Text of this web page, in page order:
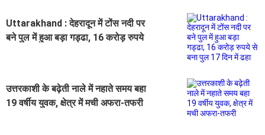
Uttarakhand : देहरादून में टोंस नदी पर
बने पुल में हुआ बड़ा गड्ढा, 16 करोड़ रुपये
उत्तरकाशी के बढ़ेती नाले में नहाते समय बहा
19 वर्षीय युवक, क्षेत्र में मची अफरा-तफरी